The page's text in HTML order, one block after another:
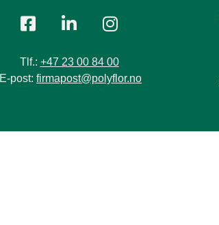
Tlf.: +47 23 00 84 00
E-post: firmapost@polyflor.no